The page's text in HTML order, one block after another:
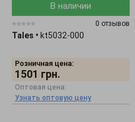
В наличии
0 отзывов
Tales • kt5032-000
Розничная цена:
1501 грн.
Оптовая цена:
Узнать оптовую цену